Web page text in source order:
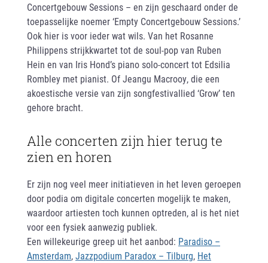
Concertgebouw Sessions – en zijn geschaard onder de
toepasselijke noemer ‘Empty Concertgebouw Sessions.’
Ook hier is voor ieder wat wils. Van het Rosanne
Philippens strijkkwartet tot de soul-pop van Ruben
Hein en van Iris Hond’s piano solo-concert tot Edsilia
Rombley met pianist. Of Jeangu Macrooy, die een
akoestische versie van zijn songfestivallied ‘Grow’ ten
gehore bracht.
Alle concerten zijn hier terug te
zien en horen
Er zijn nog veel meer initiatieven in het leven geroepen
door podia om digitale concerten mogelijk te maken,
waardoor artiesten toch kunnen optreden, al is het niet
voor een fysiek aanwezig publiek.
Een willekeurige greep uit het aanbod: Paradiso –
Amsterdam,Jazzpodium Paradox – Tilburg, Het